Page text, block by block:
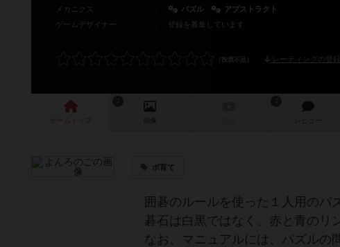
メカニクス
： パズル
アブストラクト
ゲームデザイナー
： 登録を募集しています
レーティングの登録
ゲーム 画像 レビュー
ボ育て
囲碁のルールを使った１人用のパ
碁石は白黒ではなく、赤と青のリ
なお、マニュアルには、パズルの